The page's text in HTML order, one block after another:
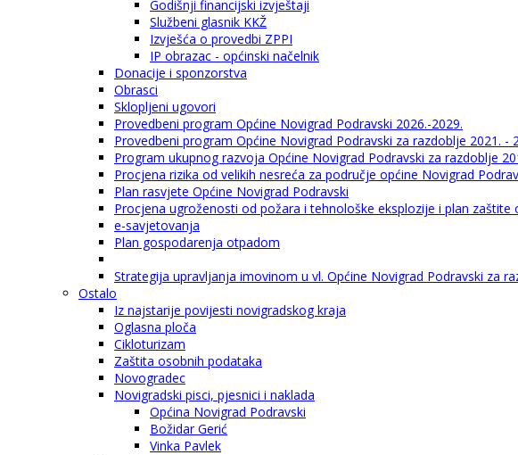
Godišnji financijski izvještaji
Službeni glasnik KKŽ
Izvješća o provedbi ZPPI
IP obrazac - općinski načelnik
Donacije i sponzorstva
Obrasci
Sklopljeni ugovori
Provedbeni program Općine Novigrad Podravski 2026.-2029.
Provedbeni program Općine Novigrad Podravski za razdoblje 2021. -
Program ukupnog razvoja Općine Novigrad Podravski za razdoblje
Procjena rizika od velikih nesreća za područje općine Novigrad
Plan rasvjete Općine Novigrad Podravski
Procjena ugroženosti od požara i tehnološke eksplozije i plan
e-savjetovanja
Plan gospodarenja otpadom
Strategija upravljanja imovinom u vl. Općine Novigrad Podravski za
Ostalo
Iz najstarije povijesti novigradskog kraja
Oglasna ploča
Cikloturizam
Zaštita osobnih podataka
Novogradec
Novigradski pisci, pjesnici i naklada
Općina Novigrad Podravski
Božidar Gerić
Vinka Pavlek